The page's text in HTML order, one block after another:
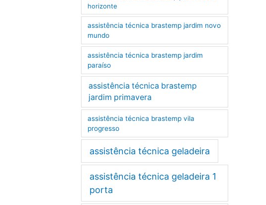
horizonte
assistência técnica brastemp jardim novo
mundo
assistência técnica brastemp jardim
paraíso
assistência técnica brastemp
jardim primavera
assistência técnica brastemp vila
progresso
assistência técnica geladeira
assistência técnica geladeira 1
porta